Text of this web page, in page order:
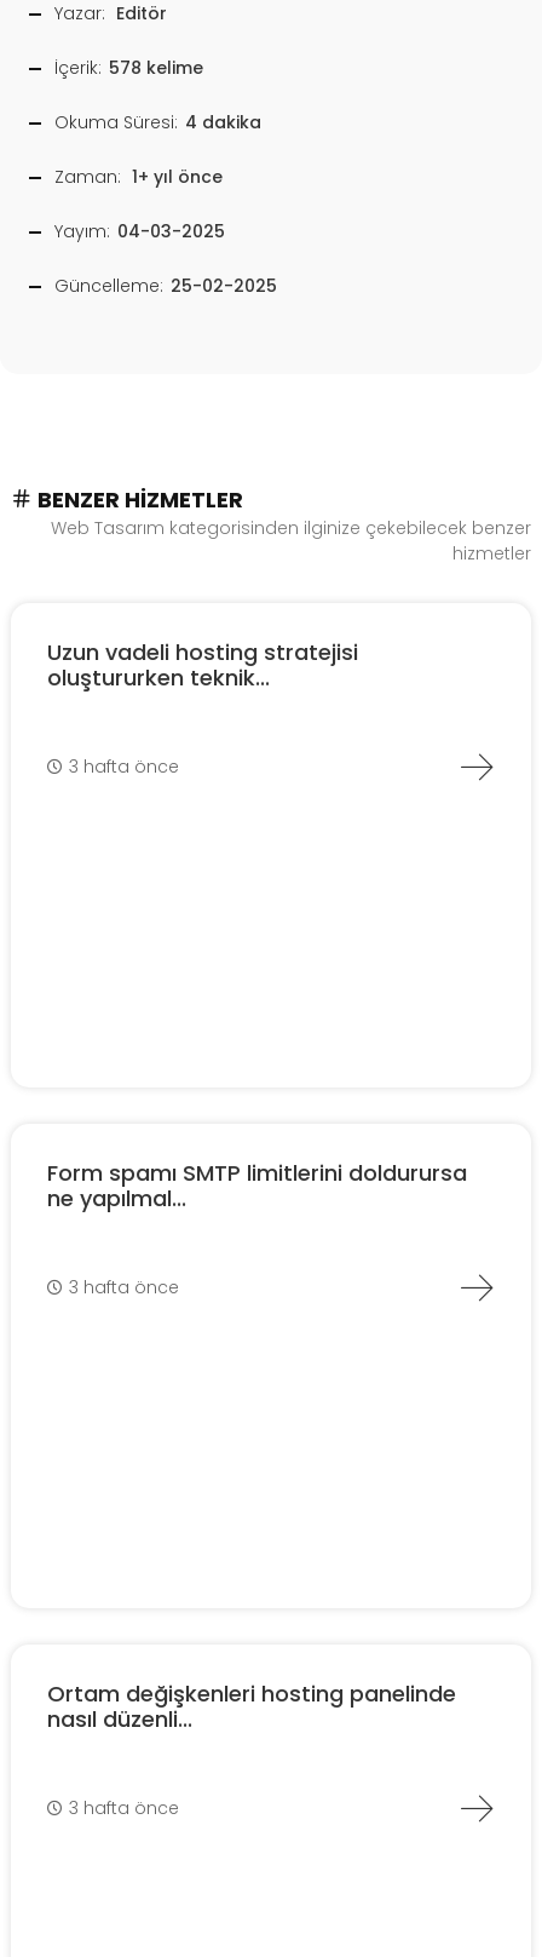
Yazar: Editör
İçerik: 578 kelime
Okuma Süresi: 4 dakika
Zaman: 1+ yıl önce
Yayım: 04-03-2025
Güncelleme: 25-02-2025
BENZER HIZMETLER
Web Tasarım kategorisinden ilginize çekebilecek benzer
hizmetler
Uzun vadeli hosting stratejisi
oluştururken teknik...
3 hafta önce
Form spamı SMTP limitlerini doldurursa
ne yapılmal...
3 hafta önce
Ortam değişkenleri hosting panelinde
nasıl düzenli...
3 hafta önce